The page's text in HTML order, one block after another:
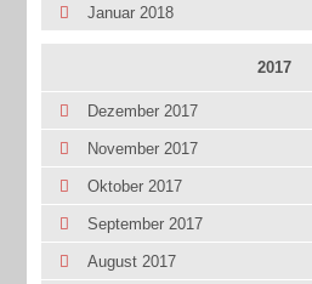
Januar 2018
2017
Dezember 2017
November 2017
Oktober 2017
September 2017
August 2017